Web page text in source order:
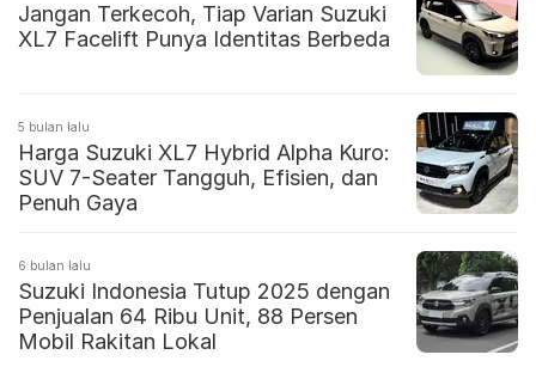
Jangan Terkecoh, Tiap Varian Suzuki
XL7 Facelift Punya Identitas Berbeda
5 bulan lalu
Harga Suzuki XL7 Hybrid Alpha Kuro:
SUV 7-Seater Tangguh, Efisien, dan
Penuh Gaya
6 bulan lalu
Suzuki Indonesia Tutup 2025 dengan
Penjualan 64 Ribu Unit, 88 Persen
Mobil Rakitan Lokal